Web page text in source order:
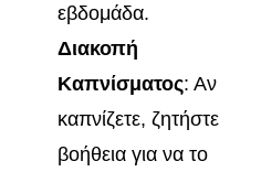
εβδομάδα.
Διακοπή
Καπνίσματος: Αν
καπνίζετε, ζητήστε
βοήθεια για να το